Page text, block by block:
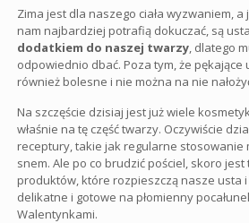
Zima jest dla naszego ciała wyzwaniem,
nam najbardziej potrafią dokuczać, są
dodatkiem do naszej twarzy, dlatego
odpowiednio dbać. Poza tym, że
również bolesne i nie można na nie
Na szczęście dzisiaj jest już wiele
właśnie na tę część twarzy. Oczywiście
receptury, takie jak regularne stosowanie
snem. Ale po co brudzić pościel, skoro jest
produktów, które rozpieszczą nasze usta
delikatne i gotowe na płomienny
Walentynkami.